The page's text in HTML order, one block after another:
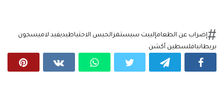
إضراب عن الطعامإلبيت سيستمزالحبس الاحتياطيديفيد لاميسجون
بريطانيافلسطين أكشن